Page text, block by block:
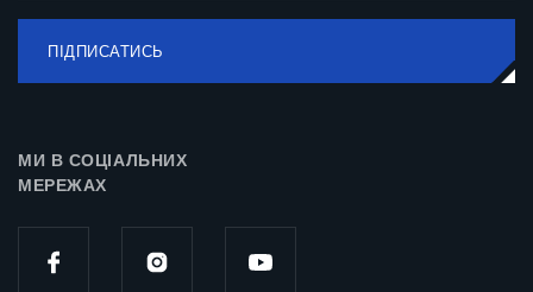
ПІДПИСАТИСЬ
МИ В СОЦІАЛЬНИХ
МЕРЕЖАХ